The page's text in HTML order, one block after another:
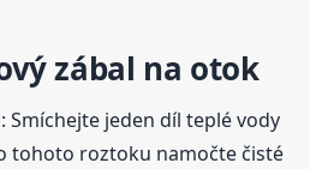
zábal na otok
: Smíchejte jeden díl teplé vody
tohoto roztoku namočte čisté